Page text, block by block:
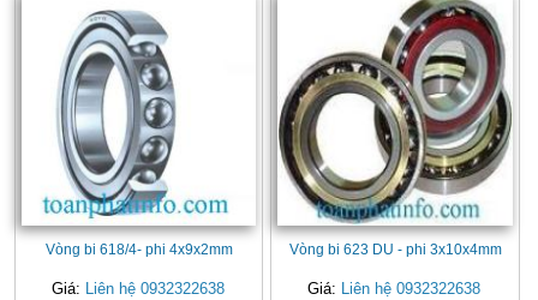
Vòng bi 618/4- phi 4x9x2mm
Giá: Liên hệ 0932322638
Vòng bi 623 DU - phi 3x10x4mm
Giá: Liên hệ 0932322638